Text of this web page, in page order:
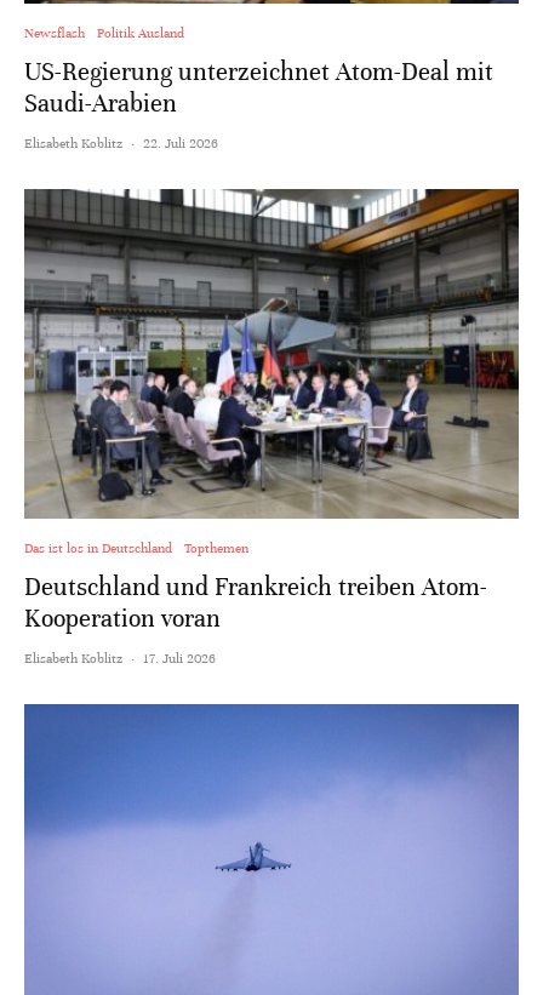
Newsflash Politik Ausland
US-Regierung unterzeichnet Atom-Deal mit
Saudi-Arabien
Elisabeth Koblitz · 22. Juli 2026
Das ist los in Deutschland Topthemen
Deutschland und Frankreich treiben Atom-
Kooperation voran
Elisabeth Koblitz · 17. Juli 2026